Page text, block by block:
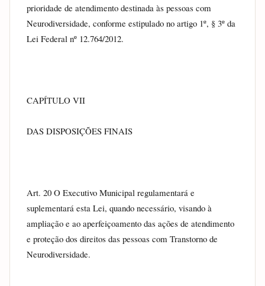
prioridade de atendimento destinada às pessoas com
Neurodiversidade, conforme estipulado no artigo 1º, § 3º da
Lei Federal nº 12.764/2012.
CAPÍTULO VII
DAS DISPOSIÇÕES FINAIS
Art. 20 O Executivo Municipal regulamentará e
suplementará esta Lei, quando necessário, visando à
ampliação e ao aperfeiçoamento das ações de atendimento
e proteção dos direitos das pessoas com Transtorno de
Neurodiversidade.